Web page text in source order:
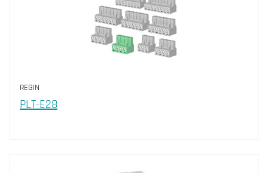
REGIN
PLT-E28